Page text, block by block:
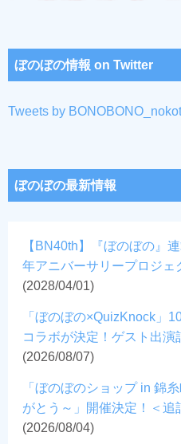
ぼのぼの情報 on Twitter
Tweets by
ぼのぼの最新情報
【BN40th】『ぼのぼの』
年アニバーサリープロジェ
(2028/04/01)
「ぼのぼの×QuizKnock」
コラボが決定！ゲスト出演
(2026/08/07)
「ぼのぼのショップ in 錦
がとう～」開催決定！＜追
(2026/08/04)